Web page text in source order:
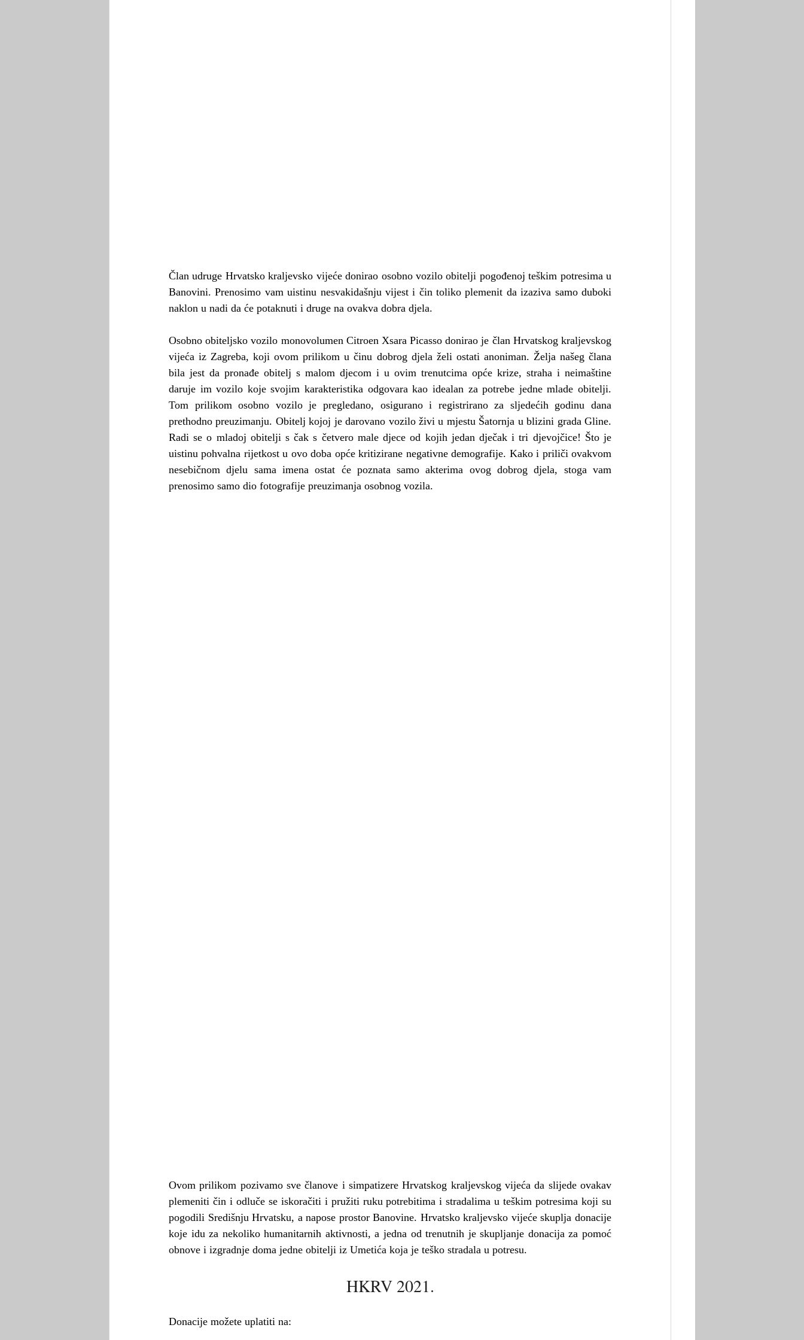
Član udruge Hrvatsko kraljevsko vijeće donirao osobno vozilo obitelji pogođenoj teškim potresima u
Banovini. Prenosimo vam uistinu nesvakidašnju vijest i čin toliko plemenit da izaziva samo duboki
naklon u nadi da će potaknuti i druge na ovakva dobra djela.
Osobno obiteljsko vozilo monovolumen Citroen Xsara Picasso donirao je član Hrvatskog kraljevskog
vijeća iz Zagreba, koji ovom prilikom u činu dobrog djela želi ostati anoniman. Želja našeg člana
bila jest da pronađe obitelj s malom djecom i u ovim trenutcima opće krize, straha i neimaštine
daruje im vozilo koje svojim karakteristika odgovara kao idealan za potrebe jedne mlade obitelji.
Tom prilikom osobno vozilo je pregledano, osigurano i registrirano za sljedećih godinu dana
prethodno preuzimanju. Obitelj kojoj je darovano vozilo živi u mjestu Šatornja u blizini grada Gline.
Radi se o mladoj obitelji s čak s četvero male djece od kojih jedan dječak i tri djevojčice! Što je
uistinu pohvalna rijetkost u ovo doba opće kritizirane negativne demografije. Kako i priliči ovakvom
nesebičnom djelu sama imena ostat će poznata samo akterima ovog dobrog djela, stoga vam
prenosimo samo dio fotografije preuzimanja osobnog vozila.
Ovom prilikom pozivamo sve članove i simpatizere Hrvatskog kraljevskog vijeća da slijede ovakav
plemeniti čin i odluče se iskoračiti i pružiti ruku potrebitima i stradalima u teškim potresima koji su
pogodili Središnju Hrvatsku, a napose prostor Banovine. Hrvatsko kraljevsko vijeće skuplja donacije
koje idu za nekoliko humanitarnih aktivnosti, a jedna od trenutnih je skupljanje donacija za pomoć
obnove i izgradnje doma jedne obitelji iz Umetića koja je teško stradala u potresu.
HKRV 2021.
Donacije možete uplatiti na: